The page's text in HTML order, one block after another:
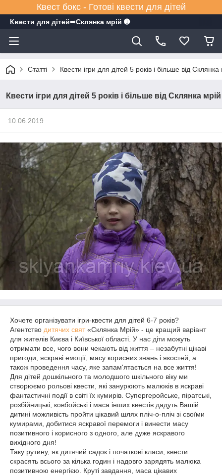
Квест бокс - Готові квести для дітей
Квести для дітей➠Склянка мрiй ➊
Статті Квести ігри для дітей 5 років і більше від Склянка
Квести ігри для дітей 5 років і більше від Склянка мрій
10.06.2019
Хочете організувати ігри-квести для дітей 6-7 років?
Агентство дитячих свят«Склянка Мрій» - це кращий варіант
для жителів Києва і Київської області. У нас діти можуть
отримати все, чого вони чекають від життя – незабутні цікаві
пригоди, яскраві емоції, масу корисних знань і якостей, а
також проведення часу, яке запам'ятається на все життя!
Для дітей дошкільного та молодшого шкільного віку ми
створюємо рольові квести, які занурюють малюків в яскраві
фантастичні події в світі їх кумирів. Супергеройське, піратські,
розбійницькі, ковбойські і маса інших квестів дадуть Вашій
дитині можливість пройти цікавий шлях пліч-о-пліч зі своїми
кумирами, добитися яскравої перемоги і винести масу
позитивного і корисного з одного, але дуже яскравого
вихідного дня!
Таку рутину, як дитячий садок і початкові класи, квести
скрасять всього за кілька годин і надовго зарядять малюка
позитивною енергією. Круті завдання, маса цікавих